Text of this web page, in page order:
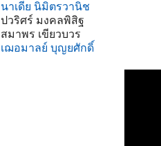
นาเดีย นิมิตรวานิช
ปวริศร์ มงคลพิสิฐ
สมาพร เขียวบวร
เฌอมาลย์ บุญยศักดิ์